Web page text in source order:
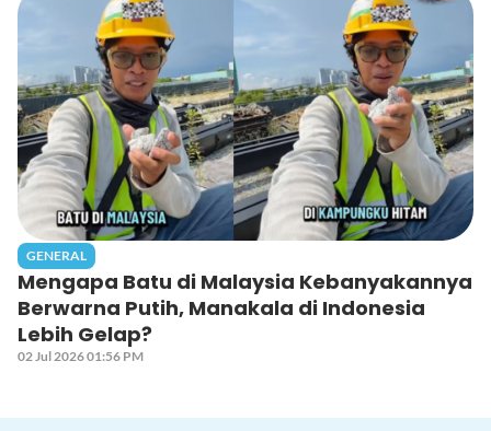
GENERAL
Mengapa Batu di Malaysia Kebanyakannya
Berwarna Putih, Manakala di Indonesia
Lebih Gelap?
02 Jul 2026 01:56 PM